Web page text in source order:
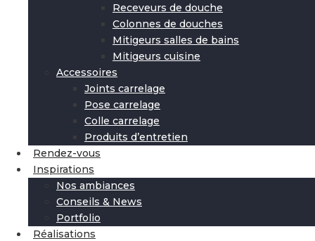
Receveurs de douche
Colonnes de douches
Mitigeurs salles de bains
Mitigeurs cuisine
Accessoires
Joints carrelage
Pose carrelage
Colle carrelage
Produits d’entretien
Rendez-vous
Inspirations
Nos ambiances
Conseils & News
Portfolio
Réalisations